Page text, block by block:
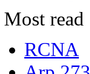
Most read
RCNA